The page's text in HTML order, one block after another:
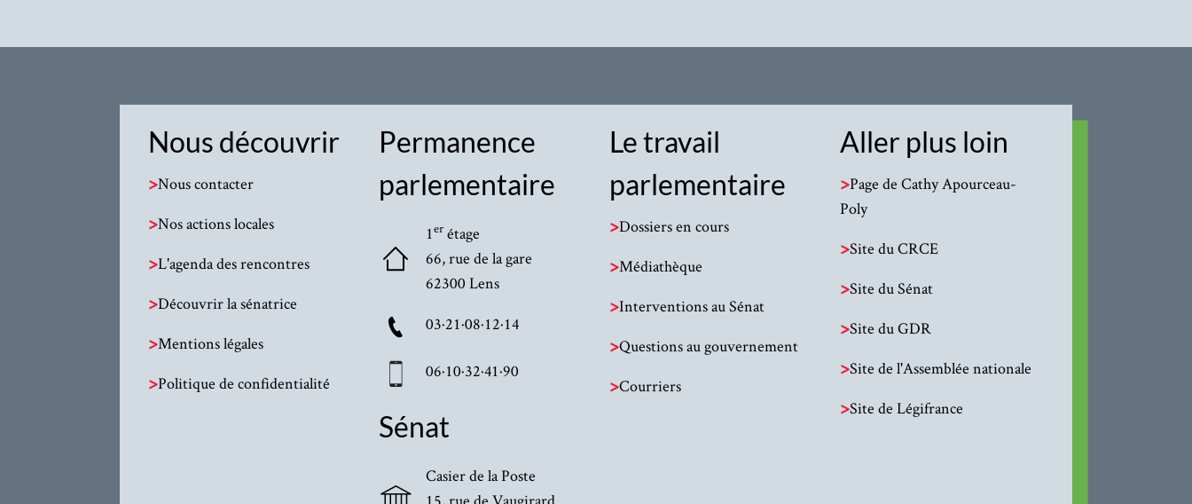
Nous découvrir
>Nous contacter
>Nos actions locales
>L'agenda des rencontres
>Découvrir la sénatrice
>Mentions légales
>Politique de confidentialité
Permanence
parlementaire
1er étage
66, rue de la gare
62300 Lens
03·21·08·12·14
06·10·32·41·90
Sénat
Casier de la Poste
Le travail
parlementaire
>Dossiers en cours
>Médiathèque
>Interventions au Sénat
>Questions au gouvernement
>Courriers
Aller plus loin
>Page de Cathy Apourceau-
Poly
>Site du CRCE
>Site du Sénat
>Site du GDR
>Site de l'Assemblée nationale
>Site de Légifrance